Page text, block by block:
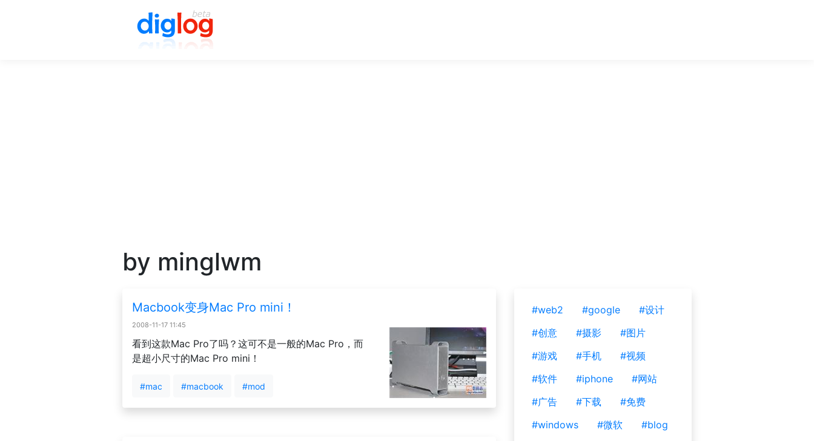
by minglwm
Macbook变身Mac Pro mini！
2008-11-17 11:45
看到这款Mac Pro了吗？这可不是一般的Mac Pro，而
是超小尺寸的Mac Pro mini！
#mac #macbook #mod
#web2 #google
#设计
#创意
#摄影
#图片
#游戏
#手机
#视频
#软件
#iphone
#网站
#广告
#下载
#免费
#windows
#微软
#blog